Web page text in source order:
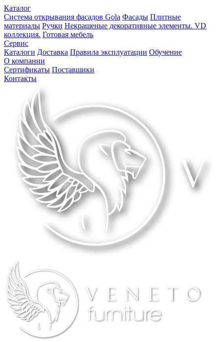
Каталог
Система открывания фасадов Gola Фасады Плитные
материалы Ручки Некрашеные декоративные элементы. VD
коллекция. Готовая мебель
Сервис
Каталоги Доставка Правила эксплуатации Обучение
О компании
Сертификаты Поставшики
Контакты